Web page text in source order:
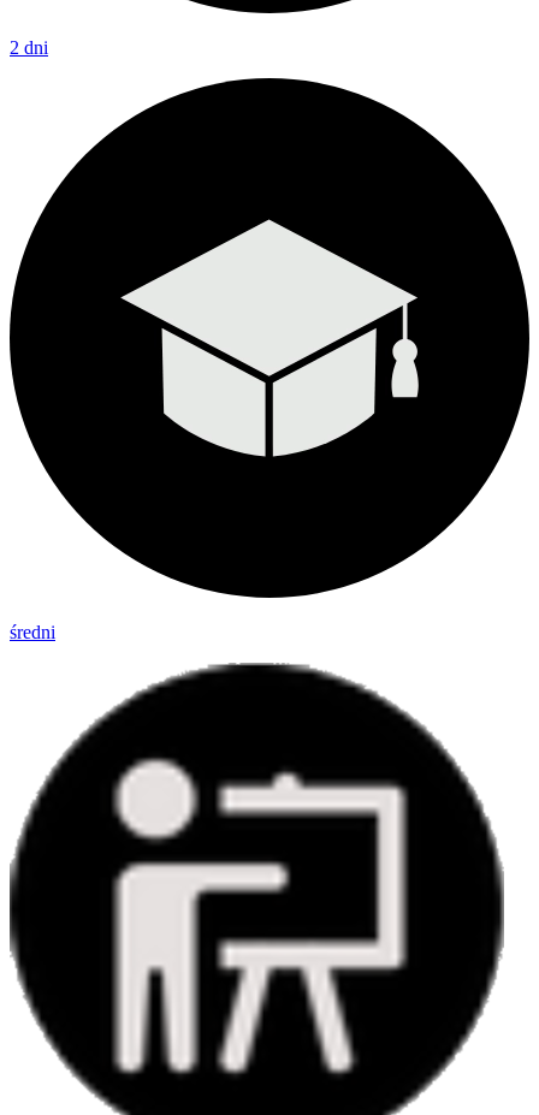
2 dni
średni